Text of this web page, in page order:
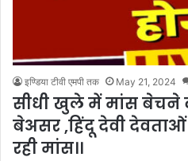
इण्डिया टीवी एमपी तक May 21, 2024
सीधी खुले में मांस बेचने
बेअसर ,हिंदू देवी
रही मांस।।